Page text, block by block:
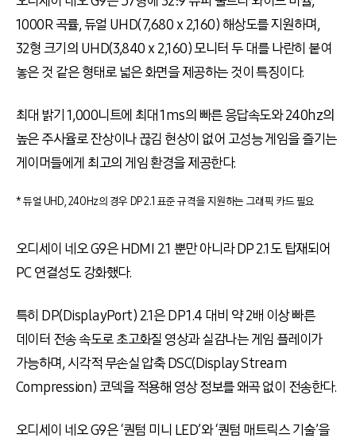
1000R곡률,듀얼 UHD(7,680 x 2,160)해상도를 지원하며,
32형 크기의 UHD(3,840 x 2,160)모니터 두 대를 나란히 붙여
놓은 것 같은 형태로 넓은 화면을 제공하는 것이 특징이다.
최대 밝기 1,000니트에 최대1ms의 빠른 응답속도와240hz의
높은 주사율로 잔상이나 끊김 현상이 없어 고성능 게임을 즐기는
게이머들에게 최고의 게임 환경을 제공한다.
* 듀얼 UHD, 240Hz의 경우 DP 2.1 표준 규격을 지원하는 그래픽 카드 필요
오디세이 네오G9은HDMI 2.1 뿐만 아니라DP 2.1도 탑재되어
PC연결성도 강화했다.
특히 DP(DisplayPort) 2.1은DP 1.4 대비 약2배 이상 빠른
데이터 전송 속도로 초고화질 영상과 실감나는 게임 플레이가
가능하며,시각적 무손실 압축DSC(Display Stream
Compression)코덱을 적용해 영상 정보를 왜곡 없이 전송한다.
오디세이 네오G9은 ‘퀀텀 미니 LED’와 ‘퀀텀 매트릭스 기술’을